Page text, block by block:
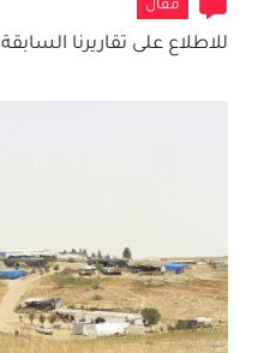
مقال
للاطلاع على تقاريرنا السابقة